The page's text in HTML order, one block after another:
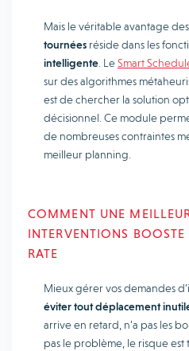
Mais le véritable avantage
tournées réside dans les
intelligente . LeSmart
sur des algorithmes
est de chercher la solution
décisionnel. Ce module
de nombreuses contraintes
meilleur planning.
COMMENT UNE
INTERVENTIONS
RATE
Mieux gérer vos demandes
éviter tout déplacement
arrive en retard, n’a pas les
pas le problème, le risque